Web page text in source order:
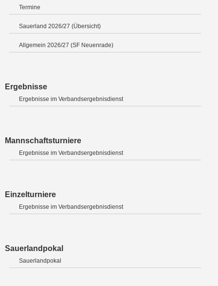
Termine
Sauerland 2026/27 (Übersicht)
Allgemein 2026/27 (SF Neuenrade)
Ergebnisse
Ergebnisse im Verbandsergebnisdienst
Mannschaftsturniere
Ergebnisse im Verbandsergebnisdienst
Einzelturniere
Ergebnisse im Verbandsergebnisdienst
Sauerlandpokal
Sauerlandpokal